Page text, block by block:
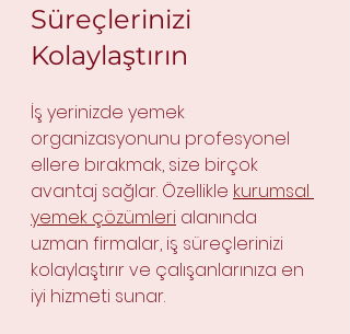
Süreçlerinizi
Kolaylaştırın
İş yerinizde yemek
organizasyonunu profesyonel
ellere bırakmak, size birçok
avantaj sağlar. Özellikle kurumsal
yemek çözümleri alanında
uzman firmalar, iş süreçlerinizi
kolaylaştırır ve çalışanlarınıza en
iyi hizmeti sunar.